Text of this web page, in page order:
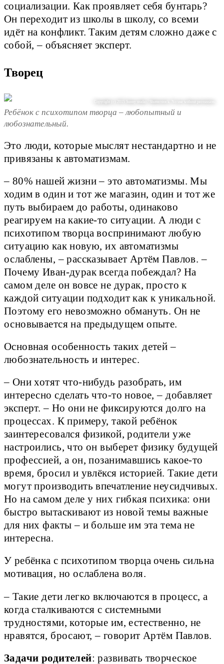
социализации. Как проявляет себя бунтарь?
Он переходит из школы в школу, со всеми
идёт на конфликт. Таким детям сложно даже с
собой, – объясняет эксперт.
Творец
Copyright (c) 2015 Sunny studio / Shutterstock. No use without permission.
Ребёнок с психотипом творца – любопытный и
любознательный.
Это люди, которые мыслят нестандартно и не
привязаны к автоматизмам.
– 80% нашей жизни – это автоматизмы. Мы
ходим в один и тот же магазин, один и тот же
путь выбираем до работы, одинаково
реагируем на какие-то ситуации. А люди с
психотипом творца воспринимают любую
ситуацию как новую, их автоматизмы
ослаблены, – рассказывает Артём Павлов. –
Почему Иван-дурак всегда побеждал? На
самом деле он вовсе не дурак, просто к
каждой ситуации подходит как к уникальной.
Поэтому его невозможно обмануть. Он не
основывается на предыдущем опыте.
Основная особенность таких детей –
любознательность и интерес.
– Они хотят что-нибудь разобрать, им
интересно сделать что-то новое, – добавляет
эксперт. – Но они не фиксируются долго на
процессах. К примеру, такой ребёнок
заинтересовался физикой, родители уже
настроились, что он выберет физику будущей
профессией, а он, позанимавшись какое-то
время, бросил и увлёкся историей. Такие дети
могут производить впечатление неусидчивых.
Но на самом деле у них гибкая психика: они
быстро вытаскивают из новой темы важные
для них факты – и больше им эта тема не
интересна.
У ребёнка с психотипом творца очень сильна
мотивация, но ослаблена воля.
– Такие дети легко включаются в процесс, а
когда сталкиваются с системными
трудностями, которые им, естественно, не
нравятся, бросают, – говорит Артём Павлов.
Задачи родителей: развивать творческое